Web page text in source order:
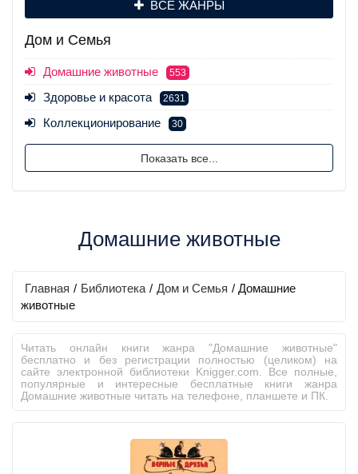
ВСЕ ЖАНРЫ
Дом и Семья
Домашние животные 553
Здоровье и красота 2631
Коллекционирование 30
Показать все...
Домашние животные
Главная / Библиотека / Дом и Семья / Домашние
животные
Читать онлайн книги жанра "Домашние животные"
бесплатно и без регистрации полностью (целиком) на
сайте электронной библиотеки Knigger.com. Все полные,
популярные и интересные бесплатные книги жанра
Домашние животные читать на телефоне, планшете и ПК.